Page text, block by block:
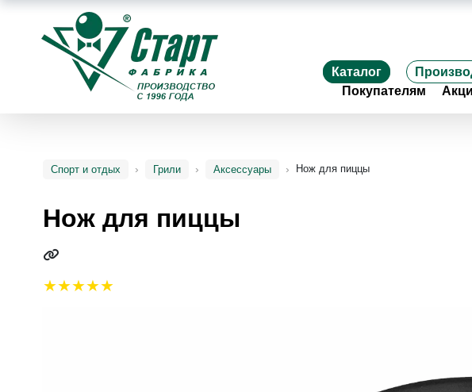
Каталог
Покупателям
Спорт и отдых Грили Аксессуары Нож для пиццы
Нож для пиццы